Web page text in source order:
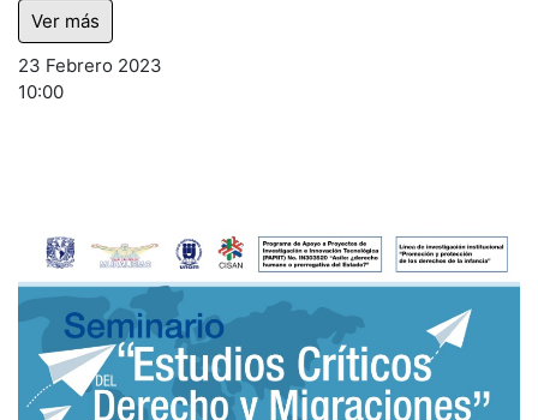
Ver más
23 Febrero 2023
10:00